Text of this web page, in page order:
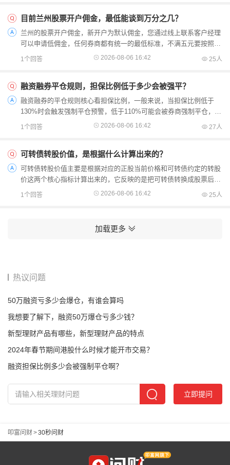
目前兰州股票开户佣金，最低能谈到万分之几？
兰州的股票开户佣金，新开户为默认佣金，您通过线上联系客户经理
可以申请低佣金，任何券商都有统一的最低标准，不满五元要按照五
元收取。对于兰州的投资者来说，直接在券商APP开户大...
1个回答 2026-08-06 16:42 25人
融资融券平仓规则，担保比例低于多少会被强平？
融资融券的平仓规则核心看担保比例，一般来说，当担保比例低于
130%时会触发强制平仓预警，低于110%可能会被券商强制平仓，不
过具体数值要以您开户券商的官方规定为准哦。先给您拆解下背后
1个回答 2026-08-06 16:42 27人
可转债转股价值，是根据什么计算出来的？
可转债转股价值主要是根据对应的正股当前价格和可转债约定的转股
价这两个核心指标计算出来的，它反映的是把可转债转换成股票后的
理论市值。我给您拆解下具体逻辑和可执行步骤，您一看就...
1个回答 2026-08-06 16:42 25人
加载更多
热议问题
50万融资亏多少会爆仓，有谁会算吗
我想要了解下，融资50万爆仓亏多少钱？
新型理财产品有哪些，新型理财产品的特点
2024年春节期间港股什么时候才能开市交易？
融资担保比例多少会被强制平仓啊？
立即提问
叩富问财>30秒问财